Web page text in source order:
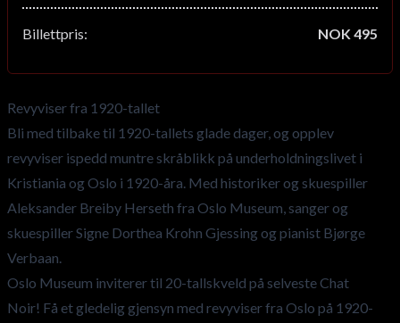
Billettpris: NOK 495
Revyviser fra 1920-tallet
Bli med tilbake til 1920-tallets glade dager, og opplev
revyviser ispedd muntre skråblikk på underholdningslivet i
Kristiania og Oslo i 1920-åra. Med historiker og skuespiller
Aleksander Breiby Herseth fra Oslo Museum, sanger og
skuespiller Signe Dorthea Krohn Gjessing og pianist Bjørge
Verbaan.
Oslo Museum inviterer til 20-tallskveld på selveste Chat
Noir! Få et gledelig gjensyn med revyviser fra Oslo på 1920-